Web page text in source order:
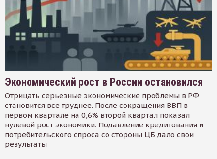
Экономический рост в России остановился
Отрицать серьезные экономические проблемы в РФ
становится все труднее. После сокращения ВВП в
первом квартале на 0,6% второй квартал показал
нулевой рост экономики. Подавление кредитования и
потребительского спроса со стороны ЦБ дало свои
результаты